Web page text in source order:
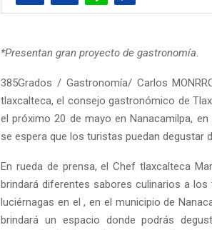
*Presentan gran proyecto de gastronomía.
385Grados / Gastronomía/ Carlos
tlaxcalteca, el consejo gastronómico de
el próximo 20 de mayo en Nanacamilpa,
se espera que los turistas puedan degustar
En rueda de prensa, el Chef tlaxcalteca
brindará diferentes sabores culinarios a
luciérnagas en el , en el municipio de
brindará un espacio donde podrás